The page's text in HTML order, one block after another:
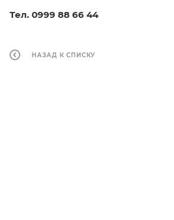
Тел. 0999 88 66 44
НАЗАД К СПИСКУ